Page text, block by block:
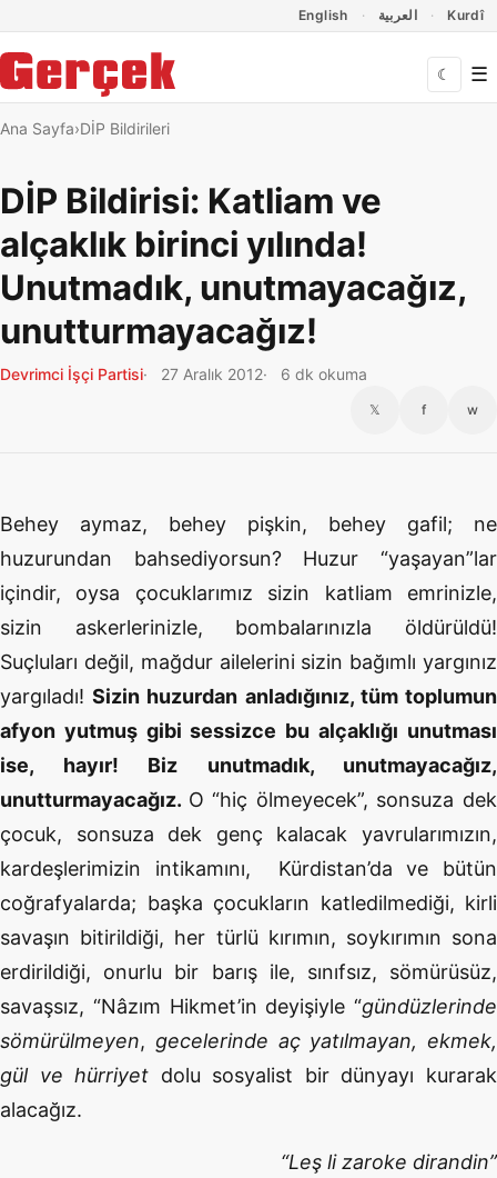
English العربية Kurdî
☾ ☰
Ana Sayfa DİP Bildirileri
DİP Bildirisi: Katliam ve
alçaklık birinci yılında!
Unutmadık, unutmayacağız,
unutturmayacağız!
Devrimci İşçi Partisi 27 Aralık 2012 6 dk okuma
𝕏 f w
Behey aymaz, behey pişkin, behey gafil; ne
huzurundan bahsediyorsun? Huzur “yaşayan”lar
içindir, oysa çocuklarımız sizin katliam emrinizle,
sizin askerlerinizle, bombalarınızla öldürüldü!
Suçluları değil, mağdur ailelerini sizin bağımlı yargınız
yargıladı!Sizin huzurdan anladığınız, tüm toplumun
afyon yutmuş gibi sessizce bu alçaklığı unutması
ise, hayır! Biz unutmadık, unutmayacağız,
unutturmayacağız. O “hiç ölmeyecek”, sonsuza dek
çocuk, sonsuza dek genç kalacak yavrularımızın,
kardeşlerimizin intikamını, Kürdistan’da ve bütün
coğrafyalarda; başka çocukların katledilmediği, kirli
savaşın bitirildiği, her türlü kırımın, soykırımın sona
erdirildiği, onurlu bir barış ile, sınıfsız, sömürüsüz,
savaşsız, “Nâzım Hikmet’in deyişiyle “gündüzlerinde
sömürülmeyen, gecelerinde aç yatılmayan, ekmek,
gül ve hürriyet dolu sosyalist bir dünyayı kurarak
alacağız.
“Leş li zaroke dirandin”